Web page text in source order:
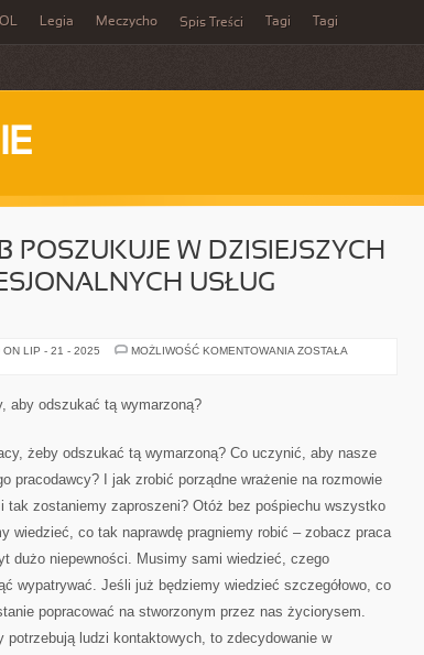
Legia Meczycho Spis Treści Tagi Tagi
POSZUKUJE W DZISIEJSZYCH
USŁUG
ON LIP - 21 - 2025 MOŻLIWOŚĆ KOMENTOWANIA MNÓSTWO
PRAWNICZYCH
ZOSTAŁA
aby odszukać tą wymarzoną?
żeby odszukać tą wymarzoną? Co uczynić, aby nasze
pracodawcy? I jak zrobić porządne wrażenie na rozmowie
tak zostaniemy zaproszeni? Otóż bez pośpiechu wszystko
wiedzieć, co tak naprawdę pragniemy robić – zobacz praca
dużo niepewności. Musimy sami wiedzieć, czego
wypatrywać. Jeśli już będziemy wiedzieć szczegółowo, co
popracować na stworzonym przez nas życiorysem.
potrzebują ludzi kontaktowych, to zdecydowanie w